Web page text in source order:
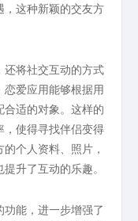
，这种新颖的交友方
还将社交互动的方式
爱应用能够根据用
合适的对象。这样的
，使得寻找伴侣变得
个人资料、照片，
升了互动的乐趣。
能，进一步增强了